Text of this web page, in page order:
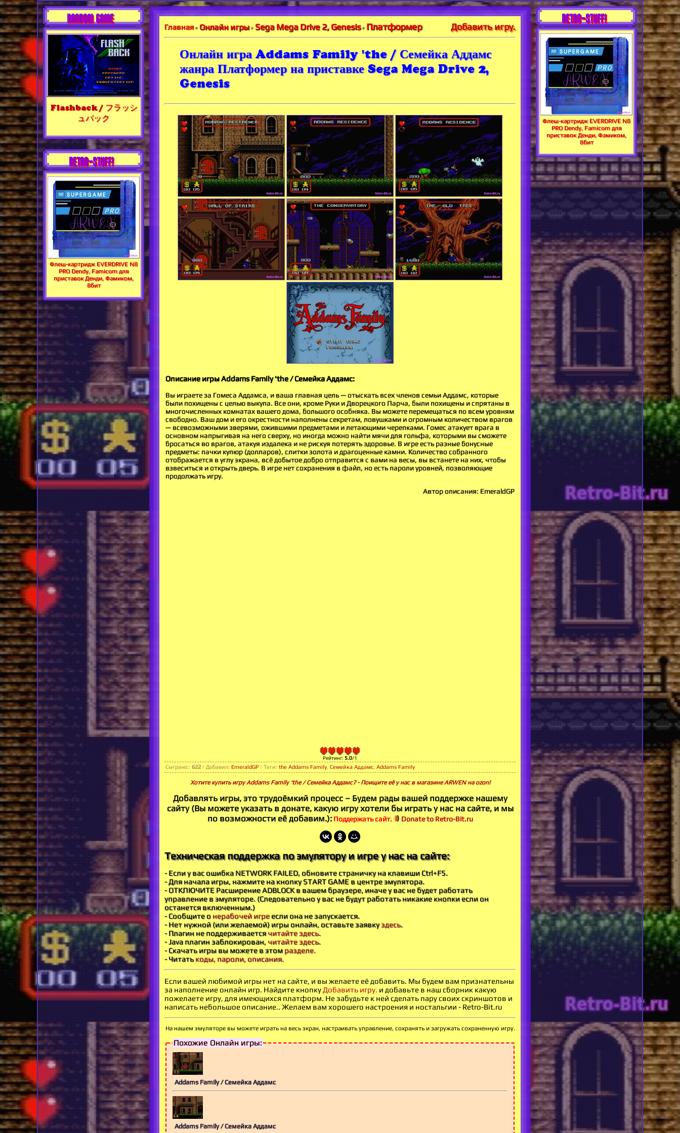
RANDOM GAME
Flashback / フラッシ
ュバック
RETRO-STUFF!
Флеш-картридж EVERDRIVE N8
PRO Dendy, Famicom для
приставок Денди, Фамиком,
8бит
Главная » Онлайн игры » Sega Mega Drive 2, Genesis» Платформер Добавить игру.
Онлайн игра Addams Family 'the / Семейка Аддамс
жанра Платформер на приставке Sega Mega Drive 2,
Genesis
Описание игры Addams Family 'the / Семейка Аддамс:
Вы играете за Гомеса Аддамса, и ваша главная цель — отыскать всех членов семьи Аддамс, которые
были похищены с целью выкупа. Все они, кроме Руки и Дворецкого Ларча, были похищены и спрятаны в
многочисленных комнатах вашего дома, большого особняка. Вы можете перемещаться по всем уровням
свободно. Ваш дом и его окрестности наполнены секретам, ловушками и огромным количеством врагов
— всевозможными зверями, ожившими предметами и летающими черепками. Гомес атакует врага в
основном напрыгивая на него сверху, но иногда можно найти мячи для гольфа, которыми вы сможете
бросаться во врагов, атакуя издалека и не рискуя потерять здоровье. В игре есть разные бонусные
предметы: пачки купюр (долларов), слитки золота и драгоценные камни. Количество собранного
отображается в углу экрана, всё добытое добро отправится с вами на весы, вы встанете на них, чтобы
взвеситься и открыть дверь. В игре нет сохранения в файл, но есть пароли уровней, позволяющие
продолжать игру.
Автор описания: EmeraldGP
Рейтинг: 5.0/1
Сыграно:: 622 | Добавил: EmeraldGP | Теги: the Addams Family Семейка Аддамс Addams Family
Хотите купить игру Addams Family 'the / Семейка Аддамс? - Поищите её у нас в магазине ARWEN на ozon!
Добавлять игры, это трудоёмкий процесс – Будем рады вашей поддержке нашему
сайту (Вы можете указать в донате, какую игру хотели бы играть у нас на сайте, и мы
по возможности её добавим.): Поддержать сайт. Donate to Retro-Bit.ru
Техническая поддержка по эмулятору и игре у нас на сайте:
- Если у вас ошибка NETWORK FAILED, обновите страничку на клавиши Ctrl+F5.
- Для начала игры, нажмите на кнопку START GAME в центре эмулятора.
- ОТКЛЮЧИТЕ Расширение ADBLOCK в вашем браузере, иначе у вас не будет работать
управление в эмуляторе. (Следовательно у вас не будут работать никакие кнопки если он
останется включенным.)
- Сообщите о нерабочей игреесли она не запускается.
- Нет нужной (или желаемой) игры онлайн, оставьте заявкуздесь.
- Плагин не поддерживаетсячитайте здесь.
- Java плагин заблокирован, читайте здесь.
- Скачать игры вы можете в этом разделе.
- Читатькоды, пароли, описания.
Если вашей любимой игры нет на сайте, и вы желаете её добавить. Мы будем вам признательны
за наполнение онлайн игр. Найдите кнопку Добавить игру. и добавьте в наш сборник какую
пожелаете игру, для имеющихся платформ. Не забудьте к ней сделать пару своих скриншотов и
написать небольшое описание.. Желаем вам хорошего настроения и ностальгии - Retro-Bit.ru
На нашем эмуляторе вы можете играть на весь экран, настраивать управление, сохранять и загружать сохраненную игру.
Похожие Онлайн игры:
Addams Family / Семейка Аддамс
Addams Family / Семейка Аддамс
RETRO-STUFF!
Флеш-картридж EVERDRIVE N8
PRO Dendy, Famicom для
приставок Денди, Фамиком,
8бит